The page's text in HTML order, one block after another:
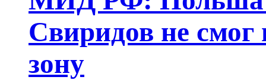
Свиридов не
зону